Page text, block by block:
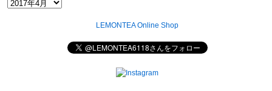
LEMONTEA Online Shop